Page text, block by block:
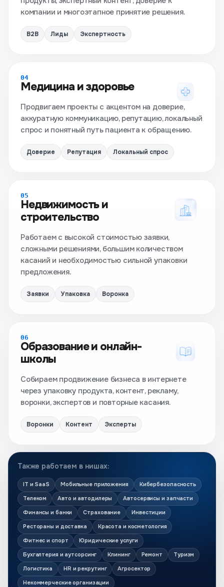
компании и многоэтапное принятие решения.
B2B Лиды Экспертность
04
Медицина и здоровье
Продвигаем проекты с акцентом на доверие,
аккуратную коммуникацию, репутацию, локальный
спрос и понятный путь пациента к обращению.
Доверие Репутация Локальный спрос
05
Недвижимость и
строительство
Работаем с высокой стоимостью заявки,
сложными решениями, большим количеством
касаний и необходимостью сильной упаковки
предложения.
Заявки Упаковка Воронка
06
Образование и онлайн-
школы
Собираем продвижение бизнеса в интернете
через упаковку продукта, контент, рекламу,
воронки, экспертов и повторные касания.
Воронки Контент Эксперты
Также работаем в нишах:
IT и SaaS Мобильные приложения
Кибербезопасность
Телеком
Авто и автодилеры
Автосервисы и запчасти
Финансы и банки
Страхование
Инвестиции
Рестораны и доставка
Красота и косметология
Фитнес и спорт
Юридические услуги
Бухгалтерия и аутсорсинг
Клининг Ремонт
Туризм
Логистика
HR и рекрутинг
Агросектор
Некоммерческие организации